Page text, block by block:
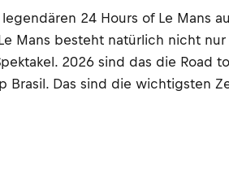
24 Hours of Le Mans
Mans besteht natürlich nicht
2026 sind das die Road
Das sind die wichtigsten